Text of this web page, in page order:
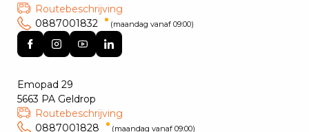
Routebeschrijving
0887001832
(maandag vanaf 09:00)
Emopad 29
5663 PA Geldrop
Routebeschrijving
0887001828
(maandag vanaf 09:00)